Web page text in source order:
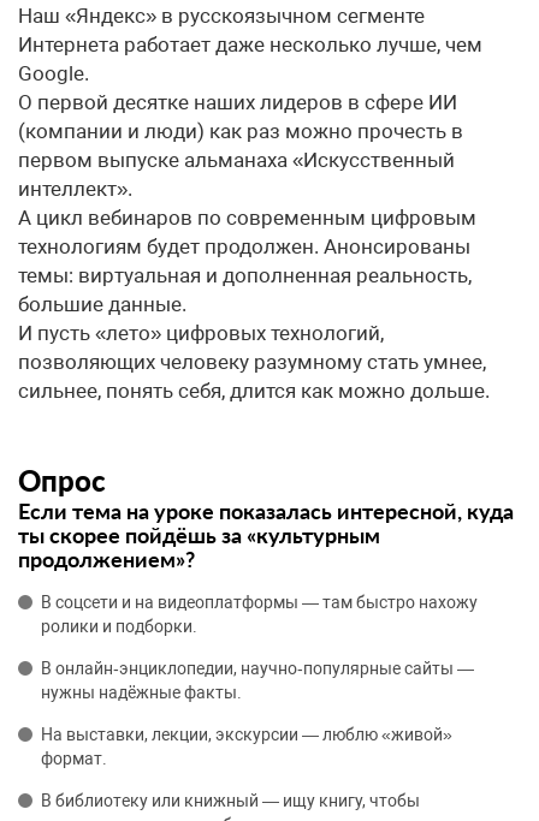
Наш «Яндекс» в русскоязычном сегменте
Интернета работает даже несколько лучше, чем
Google.
О первой десятке наших лидеров в сфере ИИ
(компании и люди) как раз можно прочесть в
первом выпуске альманаха «Искусственный
интеллект».
А цикл вебинаров по современным цифровым
технологиям будет продолжен. Анонсированы
темы: виртуальная и дополненная реальность,
большие данные.
И пусть «лето» цифровых технологий,
позволяющих человеку разумному стать умнее,
сильнее, понять себя, длится как можно дольше.
Опрос
Если тема на уроке показалась интересной, куда
ты скорее пойдёшь за «культурным
продолжением»?
В соцсети и на видеоплатформы — там быстро нахожу
ролики и подборки.
В онлайн‑энциклопедии, научно‑популярные сайты —
нужны надёжные факты.
На выставки, лекции, экскурсии — люблю «живой»
формат.
В библиотеку или книжный — ищу книгу, чтобы